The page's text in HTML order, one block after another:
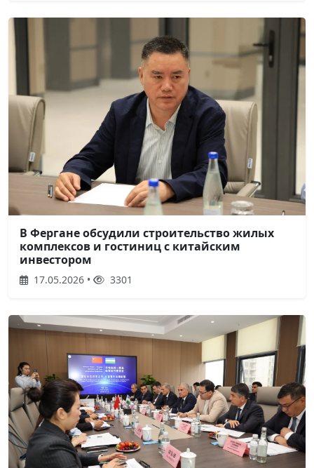
В Фергане обсудили строительство жилых
комплексов и гостиниц с китайским
инвестором
17.05.2026 • 3301